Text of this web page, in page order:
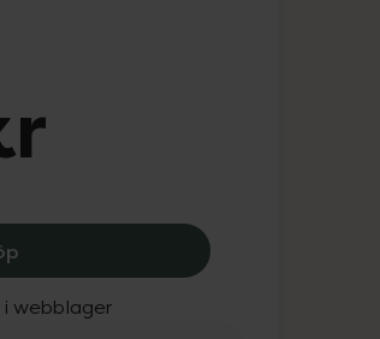
c/o Gerd B2 Hair Serum, 31.9 kr.
i webblager